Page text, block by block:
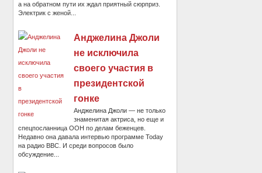
а на обратном пути их ждал приятный сюрприз.
Электрик с женой...
Анджелина Джоли
не исключила
своего участия в
президентской
гонке
Анджелина Джоли — не только
знаменитая актриса, но еще и
спецпосланница ООН по делам беженцев.
Недавно она давала интервью программе Today
на радио BBC. И среди вопросов было
обсуждение...